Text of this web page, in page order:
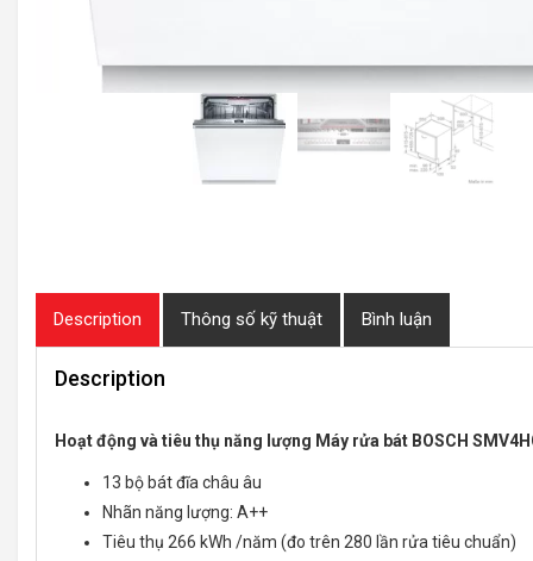
Description Thông số kỹ thuật Bình luận
Description
Hoạt động và tiêu thụ năng lượng Máy rửa bát BOSCH
13 bộ bát đĩa châu âu
Nhãn năng lượng: A++
Tiêu thụ 266 kWh /năm (đo trên 280 lần rửa tiêu chuẩn)